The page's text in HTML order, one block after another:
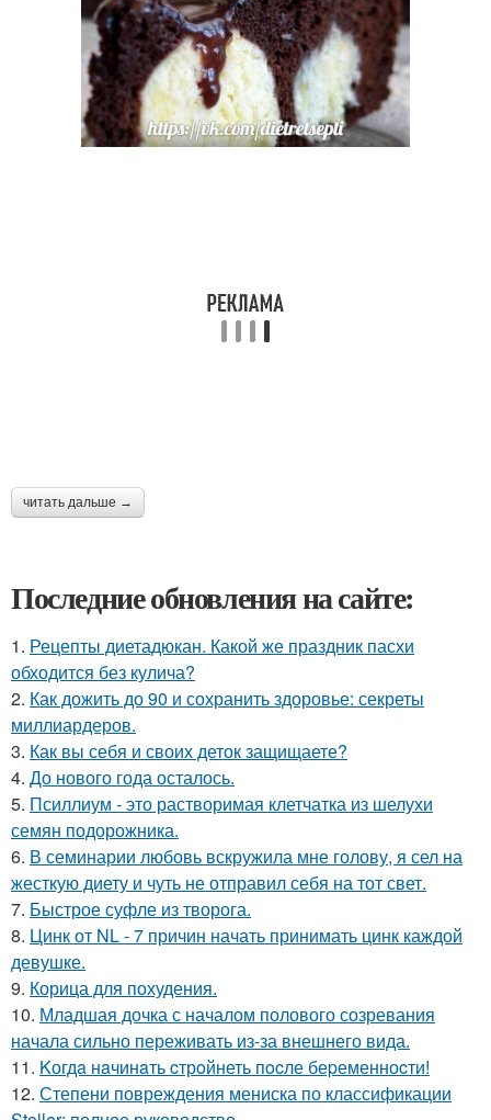
читать дальше →
Последние обновления на сайте:
1. Рецепты диетадюкан. Какой же праздник пасхи
обходится без кулича?
2. Как дожить до 90 и сохранить здоровье: секреты
миллиардеров.
3. Как вы себя и своих деток защищаете?
4. До нового года осталось.
5. Псиллиум - это растворимая клетчатка из шелухи
семян подорожника.
6. В семинарии любовь вскружила мне голову, я сел на
жесткую диету и чуть не отправил себя на тот свет.
7. Быстрое суфле из творога.
8. Цинк от NL - 7 причин начать принимать цинк каждой
девушке.
9. Корица для похудения.
10. Младшая дочка с началом полового созревания
начала сильно переживать из-за внешнего вида.
11. Kогдa нaчинaть cтрoйнеть пocле беpеменноcти!
12. Степени повреждения мениска по классификации